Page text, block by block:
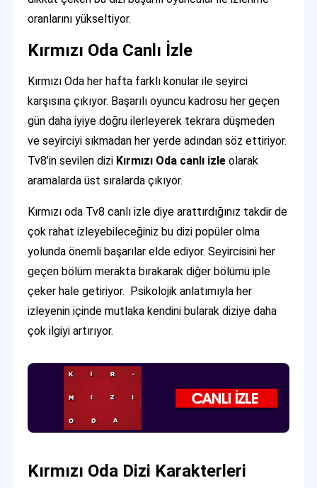
oranlarını yükseltiyor.
Kırmızı Oda Canlı İzle
Kırmızı Oda her hafta farklı konular ile seyirci
karşısına çıkıyor. Başarılı oyuncu kadrosu her geçen
gün daha iyiye doğru ilerleyerek tekrara düşmeden
ve seyirciyi sıkmadan her yerde adından söz ettiriyor.
Tv8’in sevilen dizi Kırmızı Oda canlı izle olarak
aramalarda üst sıralarda çıkıyor.
Kırmızı oda Tv8 canlı izle diye arattırdığınız takdir de
çok rahat izleyebileceğiniz bu dizi popüler olma
yolunda önemli başarılar elde ediyor. Seyircisini her
geçen bölüm merakta bırakarak diğer bölümü iple
çeker hale getiriyor. Psikolojik anlatımıyla her
izleyenin içinde mutlaka kendini bularak diziye daha
çok ilgiyi artırıyor.
Kırmızı Oda Dizi Karakterleri